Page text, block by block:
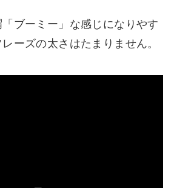
ブーミー」な感じになりやす
ーズの太さはたまりません。